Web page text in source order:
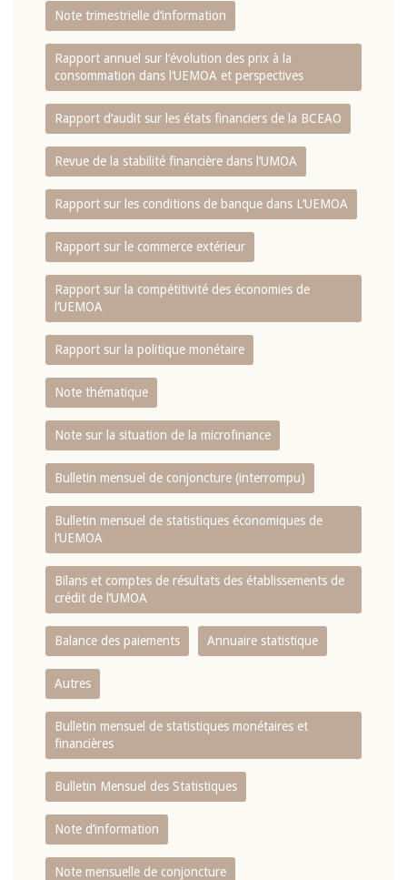
Note trimestrielle d‘information
Rapport annuel sur l‘évolution des prix à la
consommation dans l‘UEMOA et perspectives
Rapport d‘audit sur les états financiers de la BCEAO
Revue de la stabilité financière dans l‘UMOA
Rapport sur les conditions de banque dans L‘UEMOA
Rapport sur le commerce extérieur
Rapport sur la compétitivité des économies de
l‘UEMOA
Rapport sur la politique monétaire
Note thématique
Note sur la situation de la microfinance
Bulletin mensuel de conjoncture (interrompu)
Bulletin mensuel de statistiques économiques de
l‘UEMOA
Bilans et comptes de résultats des établissements de
crédit de l‘UMOA
Balance des paiements Annuaire statistique
Autres
Bulletin mensuel de statistiques monétaires et
financières
Bulletin Mensuel des Statistiques
Note d’information
Note mensuelle de conjoncture